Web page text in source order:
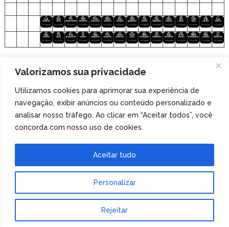
Valorizamos sua privacidade
Utilizamos cookies para aprimorar sua experiência de
navegação, exibir anúncios ou conteúdo personalizado e
analisar nosso tráfego. Ao clicar em “Aceitar todos”, você
concorda com nosso uso de cookies.
Personalizar
Rejeitar
Aceitar tudo
Clique nos elementos para acessar o
arquivo de áudio!
Veja tambémnossa coleção de tabelas periódicas
especiais!
Tabela PeriódicaCopyright © 2026.
Tema de MyThemeShop